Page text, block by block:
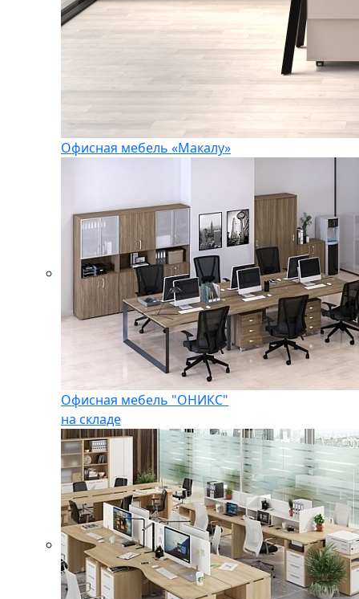
Офисная мебель «Макалу»
Офисная мебель "ОНИКС"
на складе